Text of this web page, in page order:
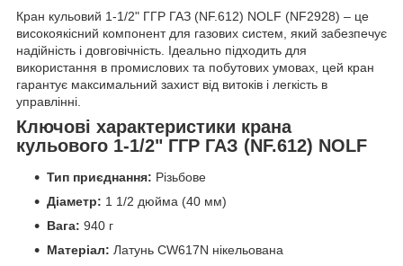
Кран кульовий 1-1/2" ГГР ГАЗ (NF.612) NOLF (NF2928) – це
високоякісний компонент для газових систем, який забезпечує
надійність і довговічність. Ідеально підходить для
використання в промислових та побутових умовах, цей кран
гарантує максимальний захист від витоків і легкість в
управлінні.
Ключові характеристики крана
кульового 1-1/2" ГГР ГАЗ (NF.612) NOLF
Тип приєднання: Різьбове
Діаметр: 1 1/2 дюйма (40 мм)
Вага: 940 г
Матеріал: Латунь CW617N нікельована